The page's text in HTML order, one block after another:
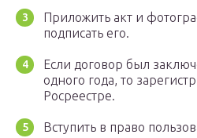
Приложить акт и
подписать его.
Если договор был
одного года, то
Росреестре.
Вступить в право